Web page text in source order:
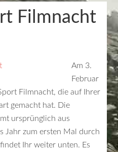
Filmnacht
Am 3.
Februar
Filmnacht, die auf Ihrer
gemacht hat. Die
ursprünglich aus
Jahr zum ersten Mal durch
Ihr weiter unten. Es